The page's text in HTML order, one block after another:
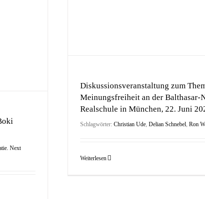
Next
Diskussionsveranstaltung zum
Meinungsfreiheit an der Balthasar-
Realschule in München, 22. Juni
Schlagwörter: Christian Ude, Delian Schnebel, Ron
Weiterlesen